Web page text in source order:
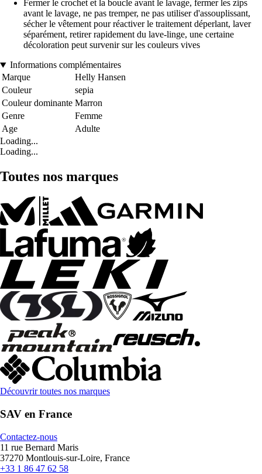
Fermer le crochet et la boucle avant le lavage, fermer les zips
avant le lavage, ne pas tremper, ne pas utiliser d'assouplissant,
sécher le vêtement pour réactiver le traitement déperlant, laver
séparément, retirer rapidement du lave-linge, une certaine
décoloration peut survenir sur les couleurs vives
Informations complémentaires
Marque
Helly Hansen
Couleur
sepia
Couleur dominante Marron
Genre
Femme
Age
Adulte
Loading...
Loading...
Toutes nos marques
Découvrir toutes nos marques
SAV en France
Contactez-nous
11 rue Bernard Maris
37270 Montlouis-sur-Loire, France
+33 1 86 47 62 58